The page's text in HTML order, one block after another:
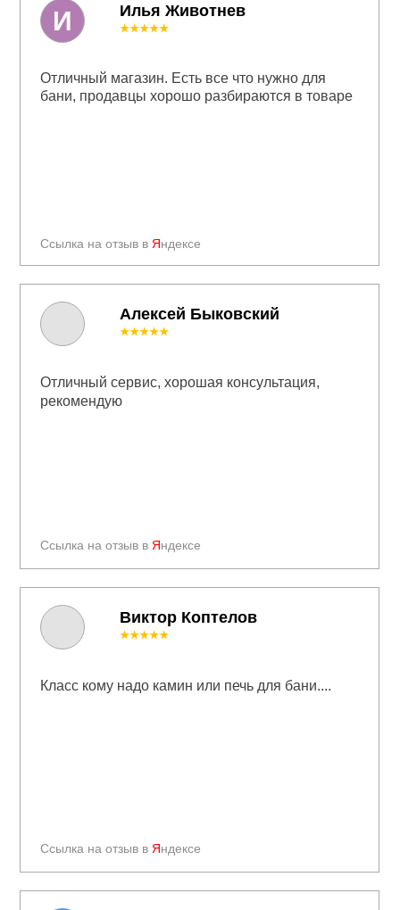
Илья Животнев
Ссылка на отзыв в Яндексе
★★★★★
Отличный магазин. Есть все что нужно для
бани, продавцы хорошо разбираются в товаре
И
Алексей Быковский
Ссылка на отзыв в Яндексе
★★★★★
Отличный сервис, хорошая консультация,
рекомендую
Ссылка на отзыв в Яндексе
★★★★★
Класс кому надо камин или печь для бани....
Виктор Коптелов